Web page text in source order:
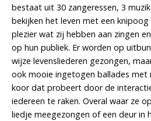
bestaat uit 30 zangeressen, 3
bekijken het leven met een
plezier wat zij hebben aan zingen
op hun publiek. Er worden op
wijze levensliederen gezongen,
ook mooie ingetogen ballades met
koor dat probeert door de
iedereen te raken. Overal waar ze
liedje meegezongen of een deur in